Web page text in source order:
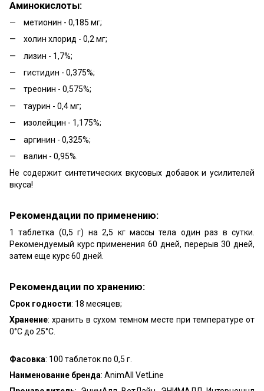
Аминокислоты:
метионин - 0,185 мг;
холин хлорид - 0,2 мг;
лизин - 1,7%;
гистидин - 0,375%;
треонин - 0,575%;
таурин - 0,4 мг;
изолейцин - 1,175%;
аргинин - 0,325%;
валин - 0,95%.
Не содержит синтетических вкусовых добавок и усилителей
вкуса!
Рекомендации по применению:
1 таблетка (0,5 г) на 2,5 кг массы тела один раз в сутки.
Рекомендуемый курс применения 60 дней, перерыв 30 дней,
затем еще курс 60 дней.
Рекомендации по хранению:
Срок годности: 18 месяцев;
Хранение: хранить в сухом темном месте при температуре от
0°C до 25°C.
Фасовка: 100 таблеток по 0,5 г.
Наименование бренда: AnimAll VetLine